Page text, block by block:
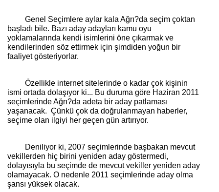
Genel Seçimlere aylar kala Ağrı?da seçim çoktan
başladı bile. Bazı aday adayları kamu oyu
yoklamalarında kendi isimlerini öne çıkarmak ve
kendilerinden söz ettirmek için şimdiden yoğun bir
faaliyet gösteriyorlar.
Özellikle internet sitelerinde o kadar çok kişinin
ismi ortada dolaşıyor ki... Bu duruma göre Haziran 2011
seçimlerinde Ağrı?da adeta bir aday patlaması
yaşanacak. Çünkü çok da doğrulanmayan haberler,
seçime olan ilgiyi her geçen gün artırıyor.
Deniliyor ki, 2007 seçimlerinde başbakan mevcut
vekillerden hiç birini yeniden aday göstermedi,
dolayısıyla bu seçimde de mevcut vekiller yeniden aday
olamayacak. O nedenle 2011 seçimlerinde aday olma
şansı yüksek olacak.